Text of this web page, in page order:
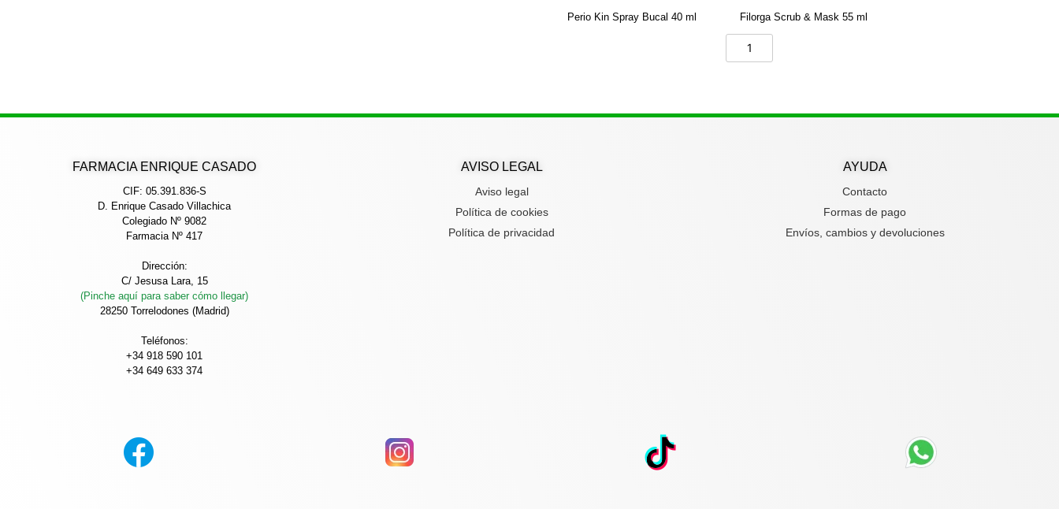
Perio Kin Spray Bucal 40 ml Filorga Scrub & Mask 55 ml
FARMACIA ENRIQUE CASADO
CIF: 05.391.836-S
D. Enrique Casado Villachica
Colegiado Nº 9082
Farmacia Nº 417
Dirección:
C/ Jesusa Lara, 15
(Pinche aquí para saber cómo llegar)
28250 Torrelodones (Madrid)
Teléfonos:
+34 918 590 101
+34 649 633 374
AVISO LEGAL
Aviso legal
Política de cookies
Política de privacidad
AYUDA
Contacto
Formas de pago
Envíos, cambios y devoluciones